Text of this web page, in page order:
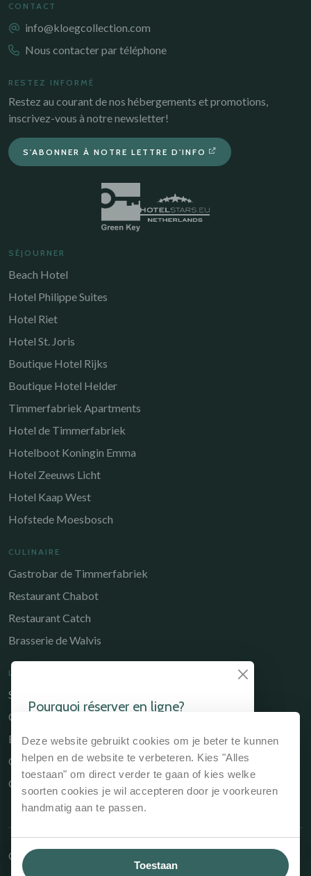
Deze website gebruikt cookies om je beter te kunnen
helpen en de website te verbeteren. Kies "Alles
toestaan" om direct verder te gaan of kies welke
soorten cookies je wil accepteren door je voorkeuren
handmatig aan te passen.
Toestaan
Pourquoi réserver en ligne?
ou directement à la réception, c'est toujours
l'option la moins chère.
Garantie du meilleur prix, donc toujours le
prix le moins cher
Pas de frais de réservation
Possibilité de réserver des arrangements
CONTACT
info@kloegcollection.com
Nous contacter par téléphone
RESTEZ INFORMÉ
Restez au courant de nos hébergements et promotions,
inscrivez-vous à notre newsletter!
S'ABONNER À NOTRE LETTRE D'INFO
SÉJOURNER
Beach Hotel
Hotel Philippe Suites
Hotel Riet
Hotel St. Joris
Boutique Hotel Rijks
Boutique Hotel Helder
Timmerfabriek Apartments
Hotel de Timmerfabriek
Hotelboot Koningin Emma
Hotel Zeeuws Licht
Hotel Kaap West
Hofstede Moesbosch
CULINAIRE
Gastrobar de Timmerfabriek
Restaurant Chabot
Restaurant Catch
Brasserie de Walvis
LIENS UTILES
Séjourner
Culinaire
Environs
Owners Portal
Contact
Copyright © 2026 Kloeg Collection